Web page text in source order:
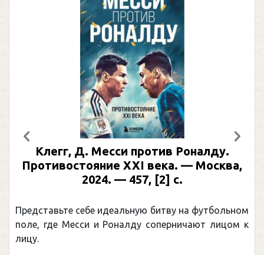
Клегг, Д. Месси против Роналду.
Противостояние XXI века. — Москва,
2024. — 457, [2] с.
Представьте себе идеальную битву на футбольном
поле, где Месси и Роналду соперничают лицом к
лицу.
Предыдущий